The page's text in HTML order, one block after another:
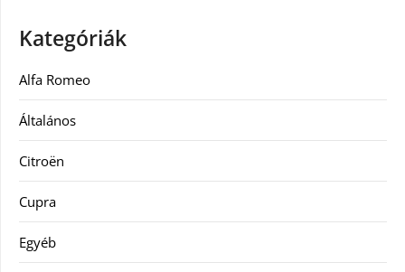
Kategóriák
Alfa Romeo
Általános
Citroën
Cupra
Egyéb